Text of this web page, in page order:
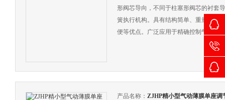
形阀芯导向，不同于柱塞形阀芯的衬套
簧执行机构。具有结构简单、重量轻、
便等优点。广泛应用于精确控制气体、
艺参数如压力、流量、温度、液位保持
产品名称： ZJHP精小型气动薄膜单座调